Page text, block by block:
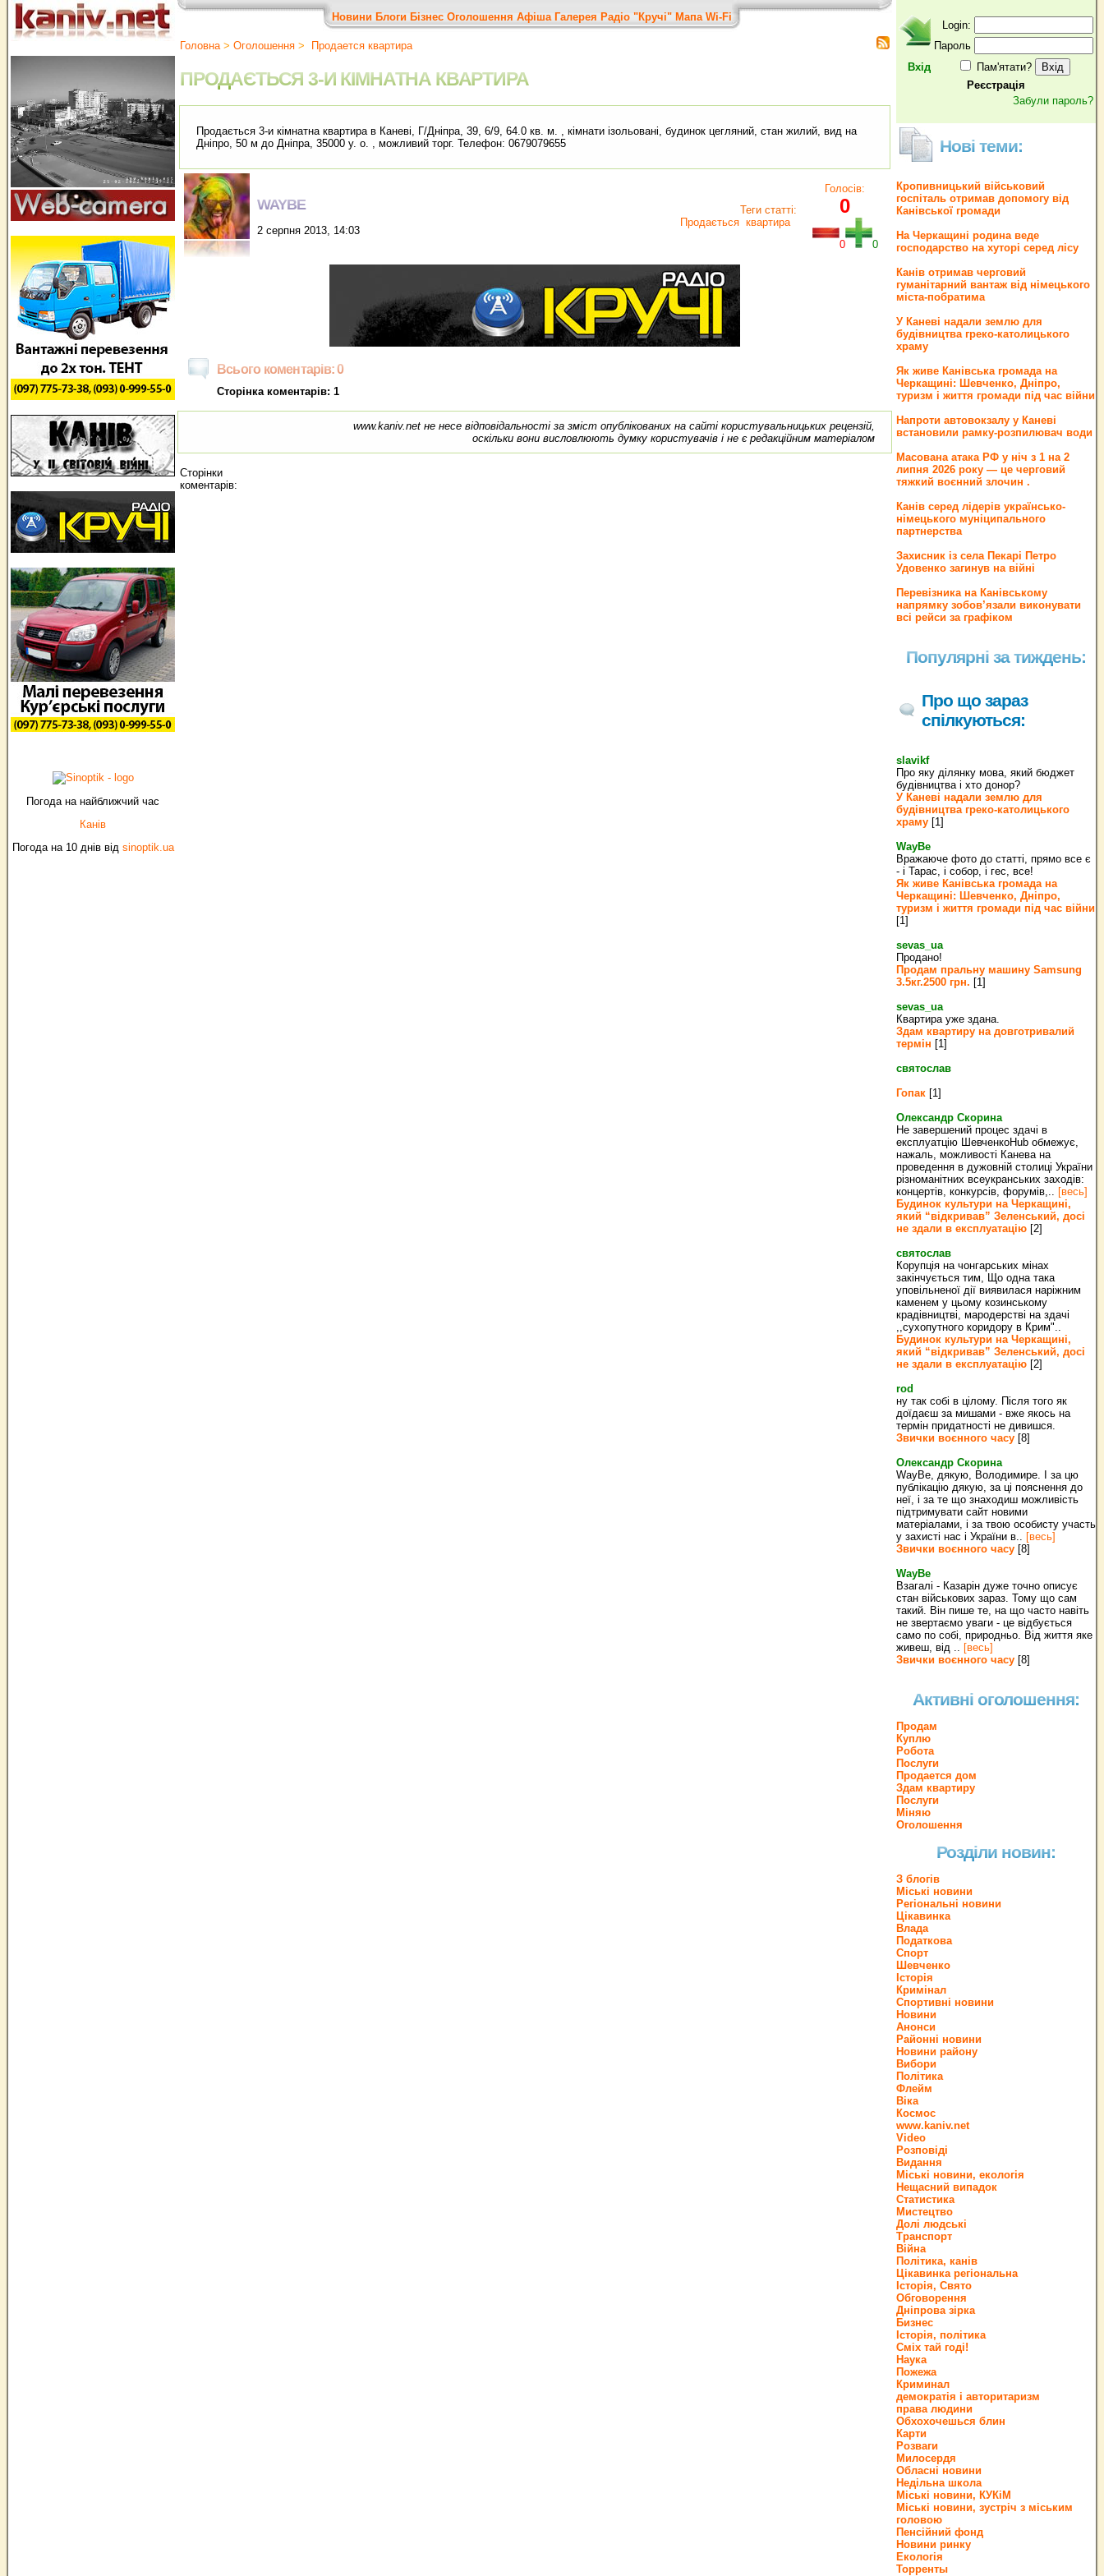
Погода на найближчий час
Канів
Погода на 10 днів від sinoptik.ua
Новини Блоги Бізнес Оголошення Афіша Галерея Радіо "Кручі" Мапа Wi-Fi
Головна> Оголошення > Продается квартира
ПРОДАЄТЬСЯ 3-И КІМНАТНА КВАРТИРА
Продається 3-и кімнатна квартира в Каневі, Г/Дніпра, 39, 6/9, 64.0 кв. м. , кімнати ізольовані, будинок цегляний, стан жилий, вид на
Дніпро, 50 м до Дніпра, 35000 у. о. , можливий торг. Телефон: 0679079655
WAYBE
2 серпня 2013, 14:03
Теги статті:
Продається квартира
Голосів:
0
0 0
Всього коментарів: 0
Сторінка коментарів: 1
www.kaniv.net не несе відповідальності за зміст опублікованих на сайті користувальницьких рецензій,
оскільки вони висловлюють думку користувачів і не є редакційним матеріалом
Сторінки
коментарів:
Вхід
Login:
Пароль
Пам'ятати?
Реєстрація
Забули пароль?
Нові теми:
Кропивницький військовий
госпіталь отримав допомогу від
Канівської громади
На Черкащині родина веде
господарство на хуторі серед лісу
Канів отримав черговий
гуманітарний вантаж від німецького
міста-побратима
У Каневі надали землю для
будівництва греко‐католицького
храму
Як живе Канівська громада на
Черкащині: Шевченко, Дніпро,
туризм і життя громади під час війни
Напроти автовокзалу у Каневі
встановили рамку-розпилювач води
Масована атака РФ у ніч з 1 на 2
липня 2026 року — це черговий
тяжкий воєнний злочин .
Канів серед лідерів українсько-
німецького муніципального
партнерства
Захисник із села Пекарі Петро
Удовенко загинув на війні
Перевізника на Канівському
напрямку зобов’язали виконувати
всі рейси за графіком
Популярні за тиждень:
Про що зараз
спілкуються:
slavikf
Про яку ділянку мова, який бюджет
будівництва і хто донор?
У Каневі надали землю для
будівництва греко‐католицького
храму [1]
WayBe
Вражаюче фото до статті, прямо все є
- і Тарас, і собор, і гес, все!
Як живе Канівська громада на
Черкащині: Шевченко, Дніпро,
туризм і життя громади під час війни
[1]
sevas_ua
Продано!
Продам пральну машину Samsung
3.5кг.2500 грн. [1]
sevas_ua
Квартира уже здана.
Здам квартиру на довготривалий
термін [1]
святослав
Гопак [1]
Олександр Скорина
Не завершений процес здачі в
експлуатцію ШевченкоHub обмежує,
нажаль, можливості Канева на
проведення в дужовній столиці України
різноманітних всеукранських заходів:
концертів, конкурсів, форумів,.. [весь]
Будинок культури на Черкащині,
який “відкривав” Зеленський, досі
не здали в експлуатацію [2]
святослав
Корупція на чонгарських мінах
закінчується тим, Що одна така
уповільненої дії виявилася наріжним
каменем у цьому козинському
крадівництві, мародерстві на здачі
,,сухопутного коридору в Крим"..
Будинок культури на Черкащині,
який “відкривав” Зеленський, досі
не здали в експлуатацію [2]
rod
ну так собі в цілому. Після того як
доїдаєш за мишами - вже якось на
термін придатності не дивишся.
Звички воєнного часу [8]
Олександр Скорина
WayBe, дякую, Володимире. І за цю
публікацію дякую, за ці пояснення до
неї, і за те що знаходиш можливість
підтримувати сайт новими
матеріалами, і за твою особисту участь
у захисті нас і України в.. [весь]
Звички воєнного часу [8]
WayBe
Взагалі - Казарін дуже точно описує
стан військових зараз. Тому що сам
такий. Він пише те, на що часто навіть
не звертаємо уваги - це відбується
само по собі, природньо. Від життя яке
живеш, від .. [весь]
Звички воєнного часу [8]
Активні оголошення:
Продам
Куплю
Робота
Послуги
Продается дом
Здам квартиру
Послуги
Міняю
Оголошення
Розділи новин:
З блогів
Міські новини
Регіональні новини
Цікавинка
Влада
Податкова
Спорт
Шевченко
Історія
Кримінал
Спортивні новини
Новини
Анонси
Районні новини
Новини району
Вибори
Політика
Флейм
Віка
Космос
www.kaniv.net
Video
Розповіді
Видання
Міські новини, екологія
Нещасний випадок
Статистика
Мистецтво
Долі людські
Транспорт
Війна
Політика, канів
Цікавинка регіональна
Історія, Свято
Обговорення
Дніпрова зірка
Бизнес
Історія, політика
Сміх тай годі!
Наука
Пожежа
Криминал
демократія і авторитаризм
права людини
Обхохочешься блин
Карти
Розваги
Милосердя
Обласні новини
Недільна школа
Міські новини, КУКіМ
Міські новини, зустріч з міським
головою
Пенсійний фонд
Новини ринку
Екологія
Торренты